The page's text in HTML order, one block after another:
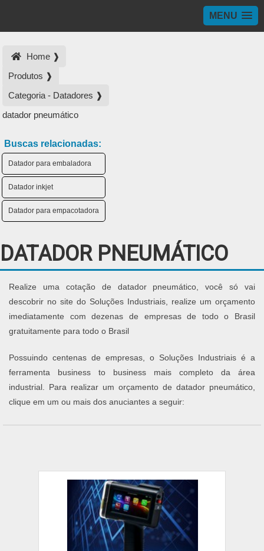
MENU
Home ❱
Produtos ❱
Categoria - Datadores ❱
datador pneumático
Buscas relacionadas:
Datador para embaladora
Datador inkjet
Datador para empacotadora
DATADOR PNEUMÁTICO
Realize uma cotação de datador pneumático, você só vai
descobrir no site do Soluções Industriais, realize um orçamento
imediatamente com dezenas de empresas de todo o Brasil
gratuitamente para todo o Brasil
Possuindo centenas de empresas, o Soluções Industriais é a
ferramenta business to business mais completo da área
industrial. Para realizar um orçamento de datador pneumático,
clique em um ou mais dos anuciantes a seguir: